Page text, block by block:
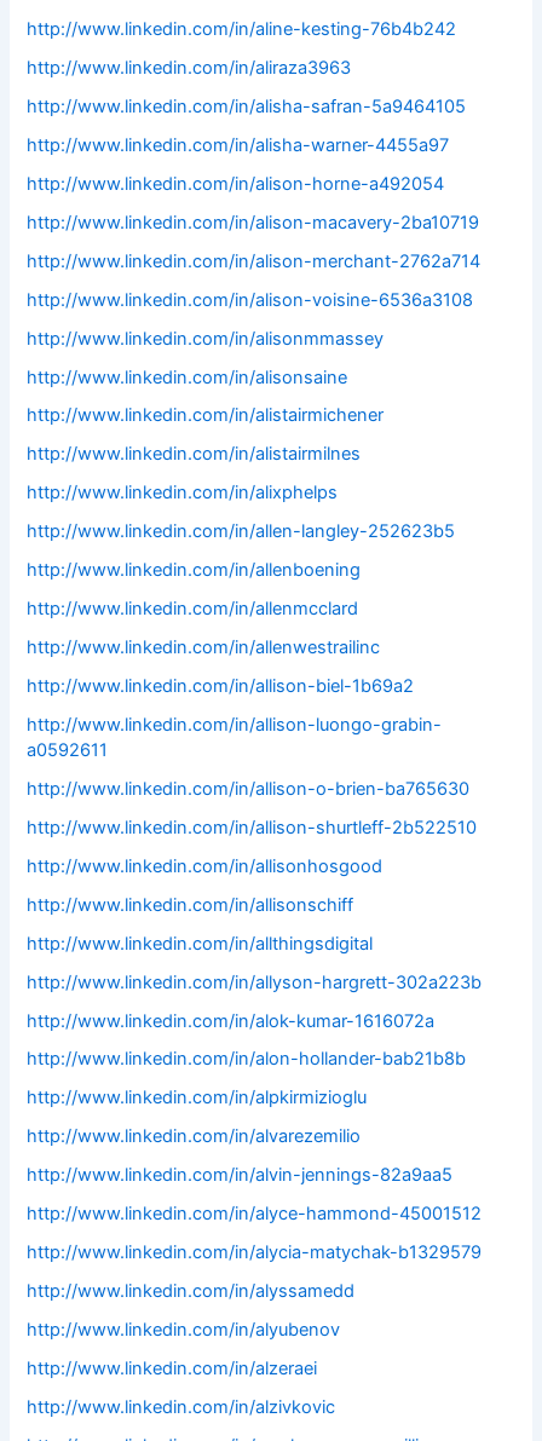
http://www.linkedin.com/in/aline-kesting-76b4b242
http://www.linkedin.com/in/aliraza3963
http://www.linkedin.com/in/alisha-safran-5a9464105
http://www.linkedin.com/in/alisha-warner-4455a97
http://www.linkedin.com/in/alison-horne-a492054
http://www.linkedin.com/in/alison-macavery-2ba10719
http://www.linkedin.com/in/alison-merchant-2762a714
http://www.linkedin.com/in/alison-voisine-6536a3108
http://www.linkedin.com/in/alisonmmassey
http://www.linkedin.com/in/alisonsaine
http://www.linkedin.com/in/alistairmichener
http://www.linkedin.com/in/alistairmilnes
http://www.linkedin.com/in/alixphelps
http://www.linkedin.com/in/allen-langley-252623b5
http://www.linkedin.com/in/allenboening
http://www.linkedin.com/in/allenmcclard
http://www.linkedin.com/in/allenwestrailinc
http://www.linkedin.com/in/allison-biel-1b69a2
http://www.linkedin.com/in/allison-luongo-grabin-
a0592611
http://www.linkedin.com/in/allison-o-brien-ba765630
http://www.linkedin.com/in/allison-shurtleff-2b522510
http://www.linkedin.com/in/allisonhosgood
http://www.linkedin.com/in/allisonschiff
http://www.linkedin.com/in/allthingsdigital
http://www.linkedin.com/in/allyson-hargrett-302a223b
http://www.linkedin.com/in/alok-kumar-1616072a
http://www.linkedin.com/in/alon-hollander-bab21b8b
http://www.linkedin.com/in/alpkirmizioglu
http://www.linkedin.com/in/alvarezemilio
http://www.linkedin.com/in/alvin-jennings-82a9aa5
http://www.linkedin.com/in/alyce-hammond-45001512
http://www.linkedin.com/in/alycia-matychak-b1329579
http://www.linkedin.com/in/alyssamedd
http://www.linkedin.com/in/alyubenov
http://www.linkedin.com/in/alzeraei
http://www.linkedin.com/in/alzivkovic